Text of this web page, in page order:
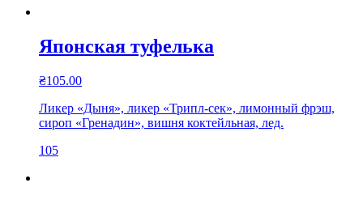
Японская туфелька
₴105.00
Ликер «Дыня», ликер «Трипл-сек», лимонный фрэш,
сироп «Гренадин», вишня коктейльная, лед.
105